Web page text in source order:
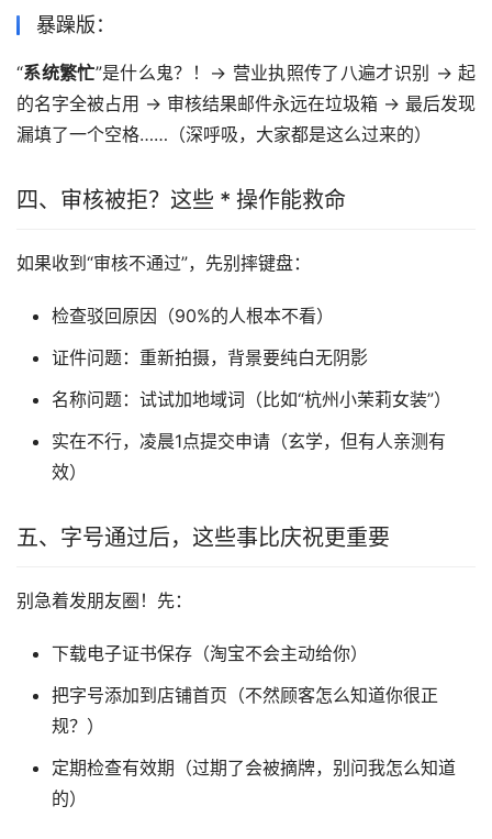
暴躁版：
“系统繁忙”是什么鬼？！→ 营业执照传了八遍才识别 → 起
的名字全被占用 → 审核结果邮件永远在垃圾箱 → 最后发现
漏填了一个空格……（深呼吸，大家都是这么过来的）
四、审核被拒？这些 * 操作能救命
如果收到“审核不通过”，先别摔键盘：
检查驳回原因（90%的人根本不看）
证件问题：重新拍摄，背景要纯白无阴影
名称问题：试试加地域词（比如“杭州小茉莉女装”）
实在不行，凌晨1点提交申请（玄学，但有人亲测有
效）
五、字号通过后，这些事比庆祝更重要
别急着发朋友圈！先：
下载电子证书保存（淘宝不会主动给你）
把字号添加到店铺首页（不然顾客怎么知道你很正
规？）
定期检查有效期（过期了会被摘牌，别问我怎么知道
的）